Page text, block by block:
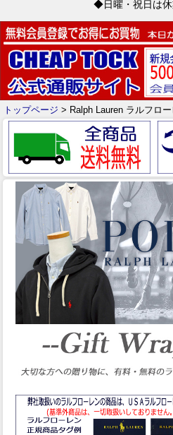
◆日曜・祝日は
トップページ > Ralph Lauren ラルフロー